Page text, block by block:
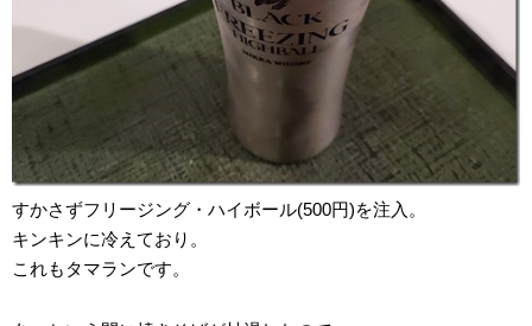
すかさずフリージング・ハイボール(500円)を注入。
キンキンに冷えており。
これもタマランです。